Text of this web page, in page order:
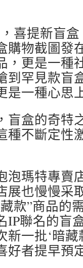
喜提新盲
購物截圖發
，更是一種
到罕見款盲
是一種心思
盲盒的奇特
種不斷定性
泡瑪特專賣
展也慢慢采
款”商品的
IP聯名的盲
一批‘暗
好者提早預